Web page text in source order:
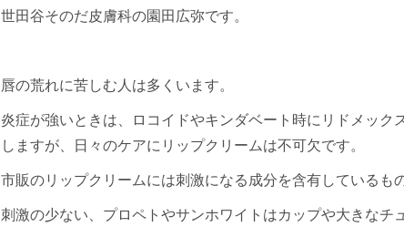
世田谷そのだ皮膚科の園田広弥です。
唇の荒れに苦しむ人は多くいます。
炎症が強いときは、ロコイドやキンダベート時にリドメック
しますが、日々のケアにリップクリームは不可欠です。
市販のリップクリームには刺激になる成分を含有しているも
刺激の少ない、プロペトやサンホワイトはカップや大きなチ